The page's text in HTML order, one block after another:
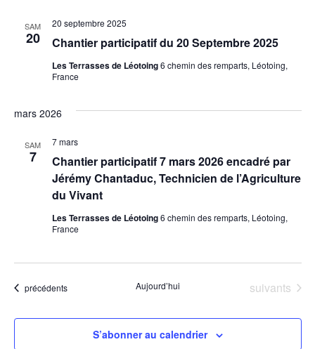
SAM
20 Chantier participatif du 20 Septembre 2025
20 septembre 2025
Les Terrasses de Léotoing6 chemin des remparts, Léotoing,
France
mars 2026
SAM
7
Chantier participatif 7 mars 2026 encadré par
Jérémy Chantaduc, Technicien de l’Agriculture
du Vivant
7 mars
Les Terrasses de Léotoing6 chemin des remparts, Léotoing,
France
Évènements
précédents Aujourd’hui Évènements
suivants
S’abonner au calendrier